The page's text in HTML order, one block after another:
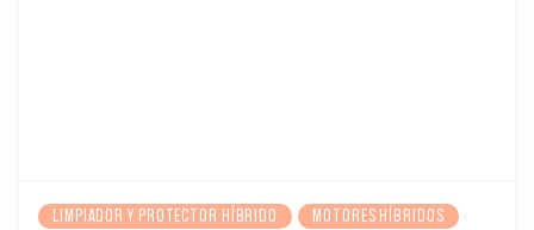
LIMPIADOR Y PROTECTOR HÍBRIDO MOTORES HÍBRIDOS